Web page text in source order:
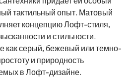
тактильный опыт. Матовый
концепцию Лофт-стиля,
и стильности.
как серый, бежевый или темно-
и природность
в Лофт-дизайне.